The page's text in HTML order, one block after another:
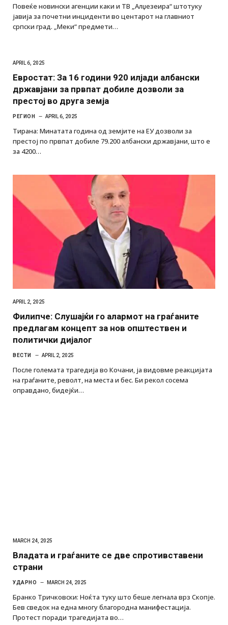
Повеќе новински агенции каки и ТВ „Алџезеира“ штотуку
јавија за почетни инциденти во центарот на главниот
српски град. „Меки“ предмети…
APRIL 6, 2025
Евростат: За 16 години 920 илјади албански
државјани за првпат добиле дозволи за
престој во друга земја
РЕГИОН APRIL 6, 2025
Тирана: Минатата година од земјите на ЕУ дозволи за
престој по првпат добиле 79.200 албански државјани, што е
за 4200…
APRIL 2, 2025
Филипче: Слушајќи го алармот на граѓаните
предлагам концепт за нов општествен и
политички дијалог
ВЕСТИ APRIL 2, 2025
После големата трагедија во Кочани, ја видовме реакцијата
на граѓаните, револт, на места и бес. Би рекол сосема
оправдано, бидејќи…
MARCH 24, 2025
Владата и граѓаните се две спротивставени
страни
УДАРНО MARCH 24, 2025
Бранко Тричковски: Ноќта туку што беше легнала врз Скопје.
Бев сведок на една многу благородна манифестација.
Протест поради трагедијата во…